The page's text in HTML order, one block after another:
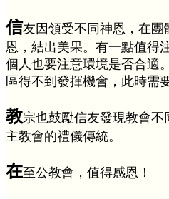
信友因領受不同神恩，在
恩，結出美果。有一點值得
個人也要注意環境是否合適
區得不到發揮機會，此時需
教宗也鼓勵信友發現教會
主教會的禮儀傳統。
在至公教會，值得感恩！